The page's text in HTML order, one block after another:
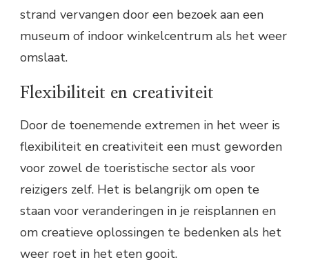
strand vervangen door een bezoek aan een
museum of indoor winkelcentrum als het weer
omslaat.
Flexibiliteit en creativiteit
Door de toenemende extremen in het weer is
flexibiliteit en creativiteit een must geworden
voor zowel de toeristische sector als voor
reizigers zelf. Het is belangrijk om open te
staan voor veranderingen in je reisplannen en
om creatieve oplossingen te bedenken als het
weer roet in het eten gooit.